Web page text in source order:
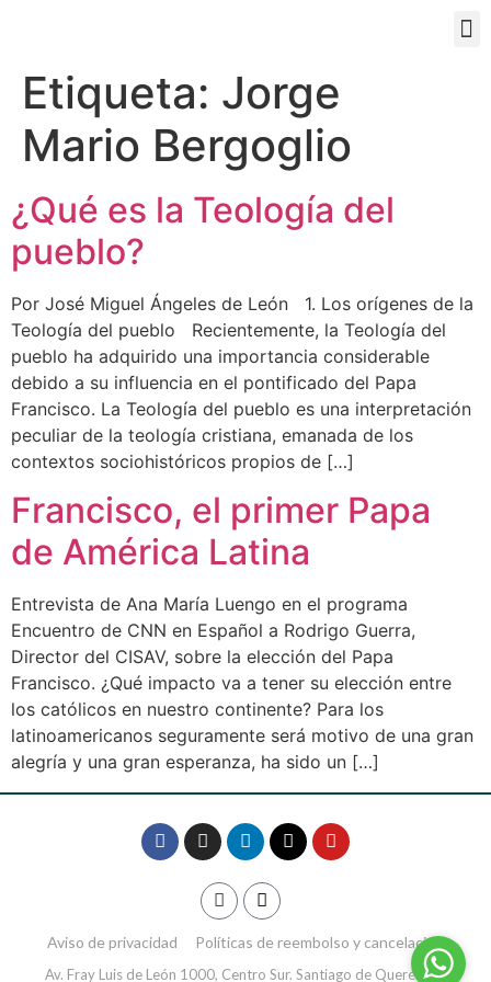
Etiqueta: Jorge
Mario Bergoglio
¿Qué es la Teología del
pueblo?
Por José Miguel Ángeles de León 1. Los orígenes de la
Teología del pueblo Recientemente, la Teología del
pueblo ha adquirido una importancia considerable
debido a su influencia en el pontificado del Papa
Francisco. La Teología del pueblo es una interpretación
peculiar de la teología cristiana, emanada de los
contextos sociohistóricos propios de […]
Francisco, el primer Papa
de América Latina
Entrevista de Ana María Luengo en el programa
Encuentro de CNN en Español a Rodrigo Guerra,
Director del CISAV, sobre la elección del Papa
Francisco. ¿Qué impacto va a tener su elección entre
los católicos en nuestro continente? Para los
latinoamericanos seguramente será motivo de una gran
alegría y una gran esperanza, ha sido un […]
Aviso de privacidad Políticas de reembolso y cancelación
Av. Fray Luis de León 1000, Centro Sur. Santiago de Querétaro,